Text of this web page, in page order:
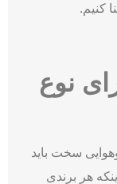
کنیم.
نوع
سخت باید
هر برندی